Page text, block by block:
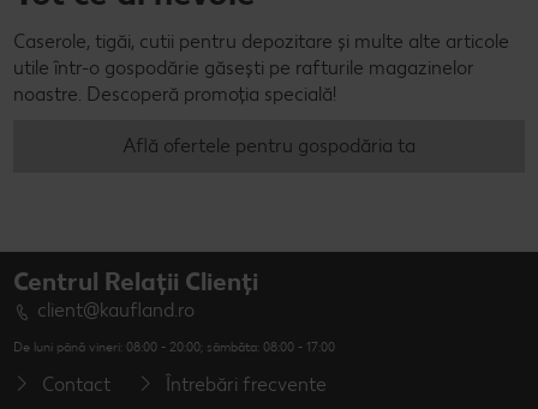
Caserole, tigăi, cutii pentru depozitare și multe alte articole
utile într-o gospodărie găsești pe rafturile magazinelor
noastre. Descoperă promoția specială!
Află ofertele pentru gospodăria ta
Centrul Relații Clienți
client@kaufland.ro
De luni până vineri: 08:00 - 20:00; sâmbăta: 08:00 - 17:00
Contact Întrebări frecvente